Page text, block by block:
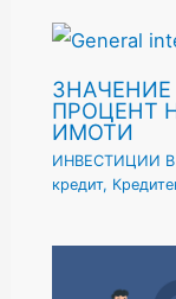
ПРОЦЕНТ
ИМОТИ
ИНВЕСТИЦИИ
кредит,